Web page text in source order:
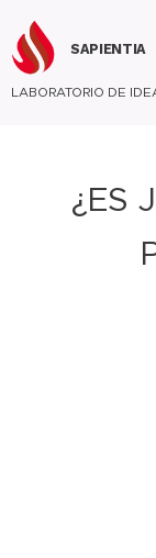
SAPIENTIA
LABORATORIO DE
¿ES